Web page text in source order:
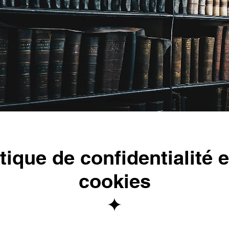
de confidentialité
cookies
✦